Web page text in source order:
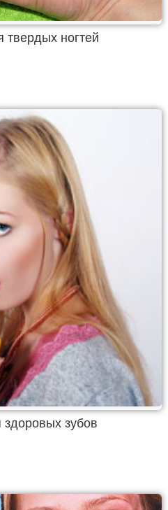
твердых ногтей
зубов